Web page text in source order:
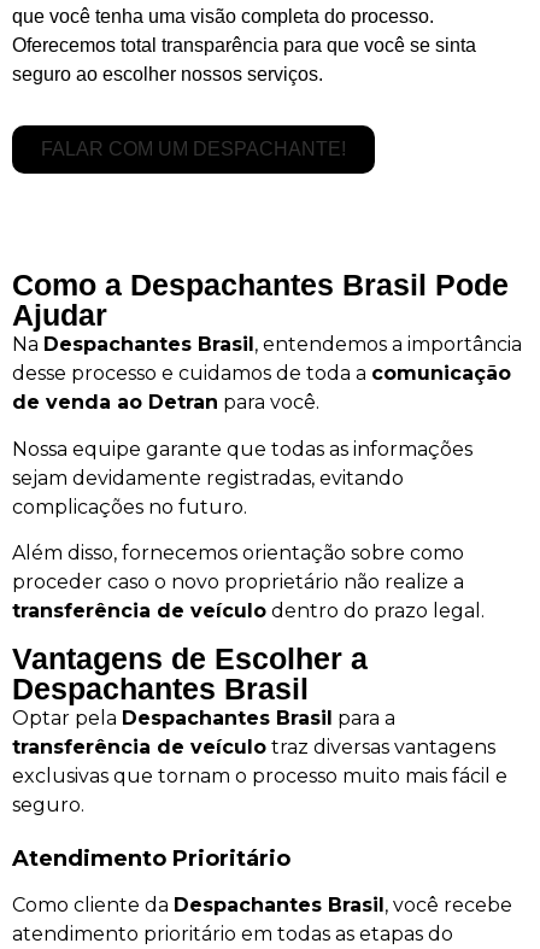
que você tenha uma visão completa do processo.
Oferecemos total transparência para que você se sinta
seguro ao escolher nossos serviços.
FALAR COM UM DESPACHANTE!
Como a Despachantes Brasil Pode
Ajudar
Na Despachantes Brasil , entendemos a importância
desse processo e cuidamos de toda a comunicação
de venda ao Detran para você.
Nossa equipe garante que todas as informações
sejam devidamente registradas, evitando
complicações no futuro.
Além disso, fornecemos orientação sobre como
proceder caso o novo proprietário não realize a
transferência de veículo dentro do prazo legal.
Vantagens de Escolher a
Despachantes Brasil
Optar pela Despachantes Brasil para a
transferência de veículo traz diversas vantagens
exclusivas que tornam o processo muito mais fácil e
seguro.
Atendimento Prioritário
Como cliente da Despachantes Brasil, você recebe
atendimento prioritário em todas as etapas do